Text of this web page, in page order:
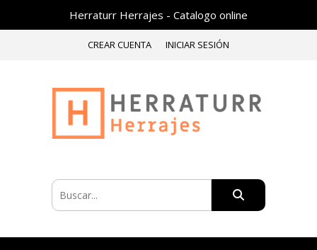
Herraturr Herrajes - Catalogo online
CREAR CUENTA INICIAR SESIÓN